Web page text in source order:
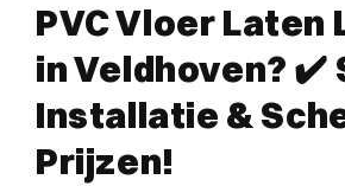
PVC Vloer Laten
in Veldhoven? ✔️
Installatie &
Prijzen!